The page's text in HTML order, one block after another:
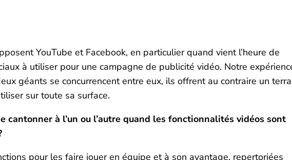
YouTube et Facebook, en particulier quand vient l’heure de
à utiliser pour une campagne de publicité vidéo. Notre
géants se concurrencent entre eux, ils offrent au contraire un
sur toute sa surface.
cantonner à l’un ou l’autre quand les fonctionnalités vidéos sont
pour les faire jouer en équipe et à son avantage, repertoriées